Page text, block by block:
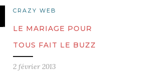
CRAZY WEB
LE MARIAGE POUR
TOUS FAIT LE BUZZ
2 février 2013